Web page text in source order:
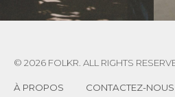
© 2026 FOLKR. ALL RIGHTS
À PROPOS CONTACTEZ-NOUS